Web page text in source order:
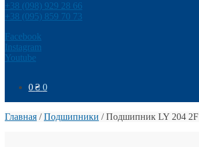
+38 (098) 929 28 66
+38 (095) 859 70 73
Facebook
Instagram
Youtube
0₴ 0
Главная /Подшипники /Подшипник LY 204 2F